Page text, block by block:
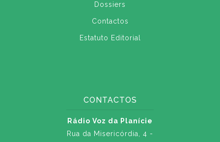
Dossiers
Contactos
Estatuto Editorial
CONTACTOS
Rádio Voz da Planície
Rua da Misericórdia, 4 -